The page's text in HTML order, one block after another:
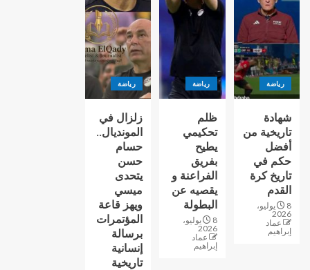
رياضة
شهادة
تاريخية من
أفضل
حكم في
تاريخ كرة
القدم
8 يوليو،
2026
عماد
إبراهيم
رياضة
ظلم
تحكيمي
يطيح
بفريق
الفراعنة و
يقصيه عن
البطولة
8 يوليو،
2026
عماد
إبراهيم
رياضة
زلزال في
المونديال..
حسام
حسن
يتحدى
ميسي
ويهز قاعة
المؤتمرات
برسالة
إنسانية
تاريخية